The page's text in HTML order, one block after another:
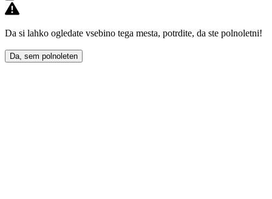
Da si lahko ogledate vsebino tega mesta, potrdite, da ste polnoletni!
Da, sem polnoleten